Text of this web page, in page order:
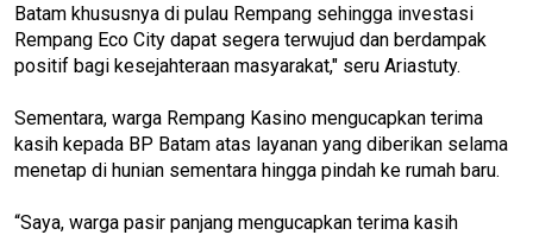
Batam khususnya di pulau Rempang sehingga investasi
Rempang Eco City dapat segera terwujud dan berdampak
positif bagi kesejahteraan masyarakat," seru Ariastuty.
Sementara, warga Rempang Kasino mengucapkan terima
kasih kepada BP Batam atas layanan yang diberikan selama
menetap di hunian sementara hingga pindah ke rumah baru.
“Saya, warga pasir panjang mengucapkan terima kasih